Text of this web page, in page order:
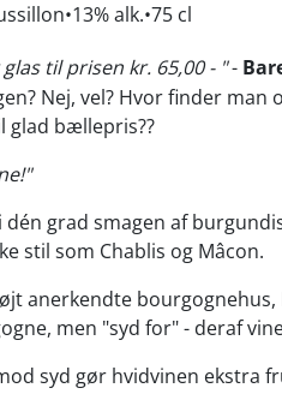
13% alk. 75 cl
til prisen kr. 65,00 - "-
Nej, vel? Hvor finder man
glad bællepris??
dén grad smagen af
stil som Chablis og Mâcon.
anerkendte
men "syd for" - deraf
syd gør hvidvinen ekstra